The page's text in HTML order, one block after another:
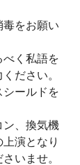
毒をお願い
べく私語を
ださい。
シールドを
ン、換気機
演となり
いませ。